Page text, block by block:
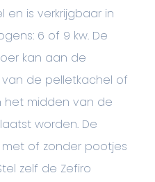
en is verkrijgbaar in
6 of 9 kw. De
kan aan de
de pelletkachel of
het midden van de
worden. De
met of zonder pootjes
zelf de Zefiro